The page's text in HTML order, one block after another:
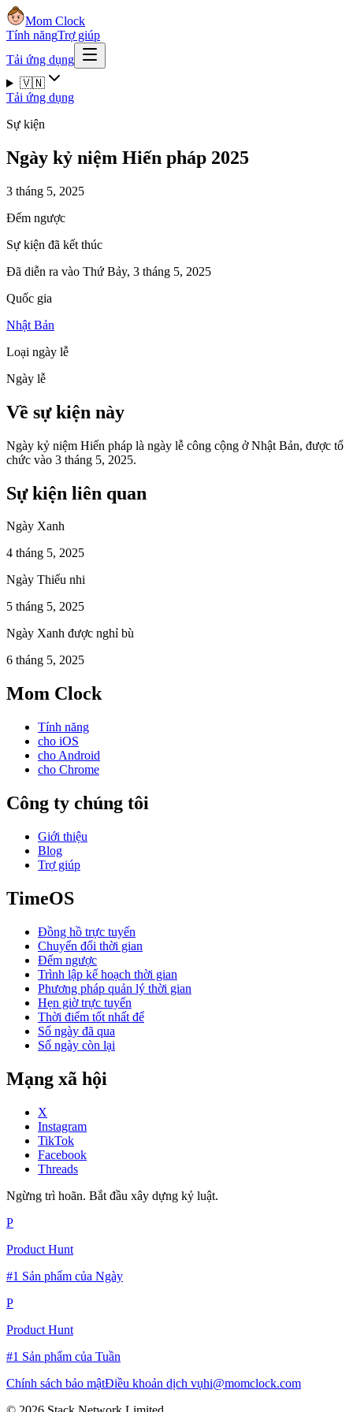
Mom Clock
Tính năngTrợ giúp
Tải ứng dụng
🇻🇳
Tải ứng dụng
Sự kiện
Ngày kỷ niệm Hiến pháp 2025
3 tháng 5, 2025
Đếm ngược
Sự kiện đã kết thúc
Đã diễn ra vào Thứ Bảy, 3 tháng 5, 2025
Quốc gia
Nhật Bản
Loại ngày lễ
Ngày lễ
Về sự kiện này
Ngày kỷ niệm Hiến pháp là ngày lễ công cộng ở Nhật Bản, được tổ
chức vào 3 tháng 5, 2025.
Sự kiện liên quan
Ngày Xanh
4 tháng 5, 2025
Ngày Thiếu nhi
5 tháng 5, 2025
Ngày Xanh được nghỉ bù
6 tháng 5, 2025
Mom Clock
Tính năng
cho iOS
cho Android
cho Chrome
Công ty chúng tôi
Giới thiệu
Blog
Trợ giúp
TimeOS
Đồng hồ trực tuyến
Chuyển đổi thời gian
Đếm ngược
Trình lập kế hoạch thời gian
Phương pháp quản lý thời gian
Hẹn giờ trực tuyến
Thời điểm tốt nhất để
Số ngày đã qua
Số ngày còn lại
Mạng xã hội
X
Instagram
TikTok
Facebook
Threads
Ngừng trì hoãn. Bắt đầu xây dựng kỷ luật.
P
Product Hunt
#1 Sản phẩm của Ngày
P
Product Hunt
#1 Sản phẩm của Tuần
Chính sách bảo mậtĐiều khoản dịch vụhi@momclock.com